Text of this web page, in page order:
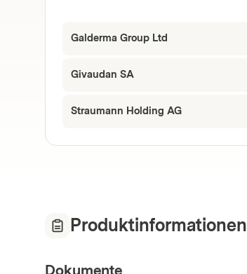
Galderma Group Ltd
Givaudan SA
Straumann Holding AG
Produktinformationen
Dokumente